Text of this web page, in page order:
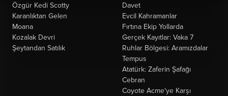
Özgür Kedi Scotty
Karanlıktan Gelen
Moana
Kozalak Devri
Şeytandan Satılık
Davet
Evcil Kahramanlar
Fırtına Ekip Yollarda
Gerçek Kayıtlar: Vaka 7
Ruhlar Bölgesi: Aramızdalar
Tempus
Atatürk: Zaferin Şafağı
Cebran
Coyote Acme'ye Karşı